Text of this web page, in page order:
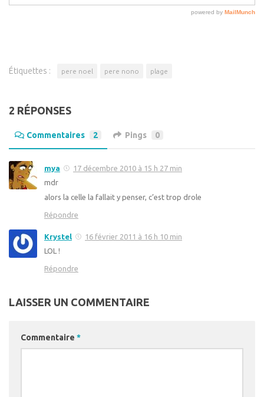
Étiquettes : pere noel pere nono plage
2 RÉPONSES
Commentaires 2 Pings 0
mya
17 décembre 2010 à 15 h 27 min
mdr
alors la celle la fallait y penser, c’est trop drole
Répondre
Krystel
16 février 2011 à 16 h 10 min
LOL !
Répondre
LAISSER UN COMMENTAIRE
Commentaire *